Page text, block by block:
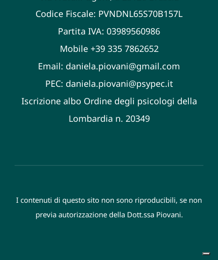
Codice Fiscale: PVNDNL65S70B157L
Partita IVA: 03989560986
Mobile +39 335 7862652
Email: daniela.piovani@gmail.com
PEC: daniela.piovani@psypec.it
Iscrizione albo Ordine degli psicologi della
Lombardia n. 20349
I contenuti di questo sito non sono riproducibili, se non
previa autorizzazione della Dott.ssa Piovani.